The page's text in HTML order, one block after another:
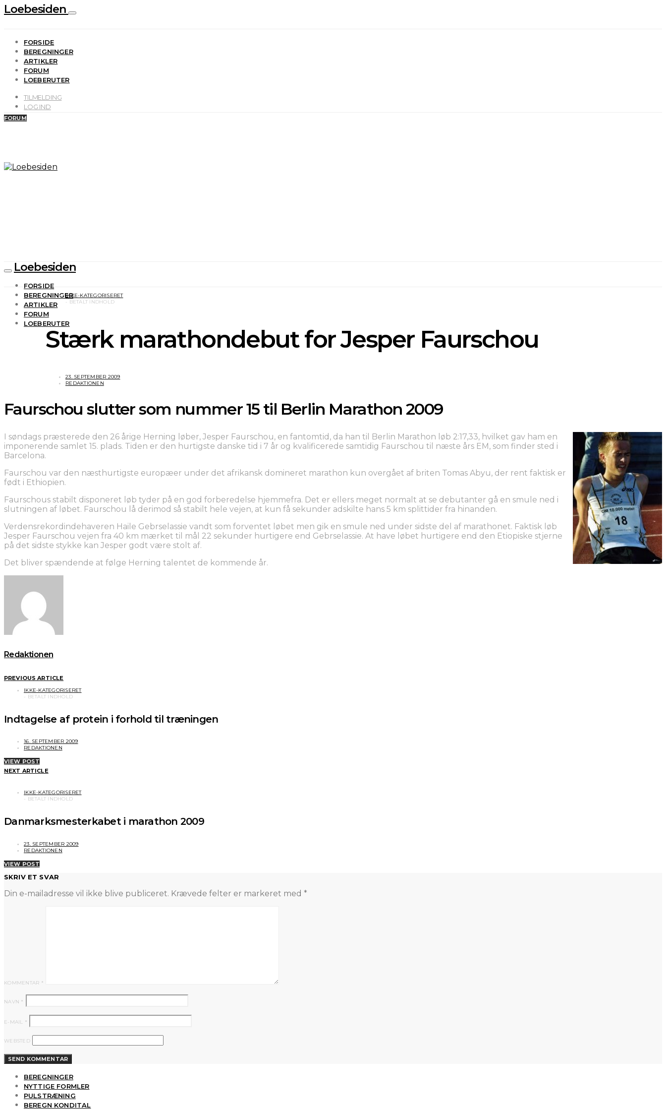
Loebesiden
FORSIDE
BEREGNINGER
ARTIKLER
FORUM
LOEBERUTER
TILMELDING
LOG IND
FORUM
Loebesiden
FORSIDE
BEREGNINGER
ARTIKLER
FORUM
LOEBERUTER
IKKE-KATEGORISERET
Stærk marathondebut for Jesper Faurschou
23. SEPTEMBER 2009
REDAKTIONEN
Faurschou slutter som nummer 15 til Berlin Marathon 2009
I søndags præsterede den 26 årige Herning løber, Jesper Faurschou, en fantomtid, da han til Berlin Marathon løb 2:17,33, hvilket gav ham en
imponerende samlet 15. plads. Tiden er den hurtigste danske tid i 7 år og kvalificerede samtidig Faurschou til næste års EM, som finder sted i
Barcelona.
Faurschou var den næsthurtigste europæer under det afrikansk domineret marathon kun overgået af briten Tomas Abyu, der rent faktisk er
født i Ethiopien.
Faurschous stabilt disponeret løb tyder på en god forberedelse hjemmefra. Det er ellers meget normalt at se debutanter gå en smule ned i
slutningen af løbet. Faurschou lå derimod så stabilt hele vejen, at kun få sekunder adskilte hans 5 km splittider fra hinanden.
Verdensrekordindehaveren Haile Gebrselassie vandt som forventet løbet men gik en smule ned under sidste del af marathonet. Faktisk løb
Jesper Faurschou vejen fra 40 km mærket til mål 22 sekunder hurtigere end Gebrselassie. At have løbet hurtigere end den Etiopiske stjerne
på det sidste stykke kan Jesper godt være stolt af.
Det bliver spændende at følge Herning talentet de kommende år.
Redaktionen
PREVIOUS ARTICLE
IKKE-KATEGORISERET
Indtagelse af protein i forhold til træningen
16. SEPTEMBER 2009
REDAKTIONEN
VIEW POST
NEXT ARTICLE
IKKE-KATEGORISERET
Danmarksmesterkabet i marathon 2009
23. SEPTEMBER 2009
REDAKTIONEN
VIEW POST
SKRIV ET SVAR
Din e-mailadresse vil ikke blive publiceret. Krævede felter er markeret med *
KOMMENTAR *
NAVN *
E-MAIL *
WEBSTED
BEREGNINGER
NYTTIGE FORMLER
PULSTRÆNING
BEREGN KONDITAL